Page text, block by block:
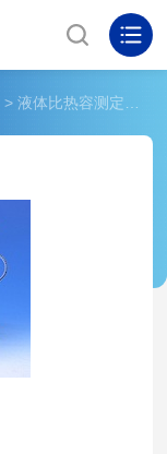
> 液体比热容测定仪 SHA-500